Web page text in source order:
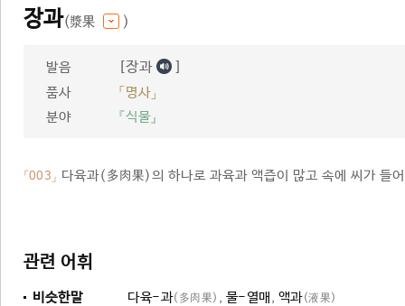
장과(漿果 )
발음 [장과 ]
품사
「명사」
분야
『식물』
「003」 다육과(多肉果)의 하나로 과육과 액즙이 많고 속에 씨가 들
관련 어휘
비슷한말 다육-과(多肉果) , 물-열매 , 액과(液果)